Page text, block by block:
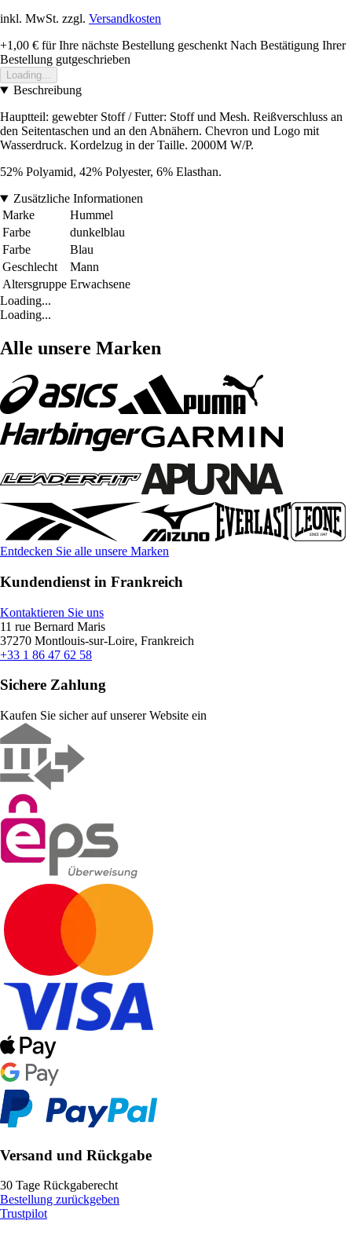
inkl. MwSt. zzgl. Versandkosten
+1,00 € für Ihre nächste Bestellung geschenkt Nach Bestätigung Ihrer
Bestellung gutgeschrieben
Loading...
Beschreibung
Hauptteil: gewebter Stoff / Futter: Stoff und Mesh. Reißverschluss an
den Seitentaschen und an den Abnähern. Chevron und Logo mit
Wasserdruck. Kordelzug in der Taille. 2000M W/P.
52% Polyamid, 42% Polyester, 6% Elasthan.
Zusätzliche Informationen
Marke
Hummel
Farbe
dunkelblau
Farbe
Blau
Geschlecht
Mann
Altersgruppe Erwachsene
Loading...
Loading...
Alle unsere Marken
Entdecken Sie alle unsere Marken
Kundendienst in Frankreich
Kontaktieren Sie uns
11 rue Bernard Maris
37270 Montlouis-sur-Loire, Frankreich
+33 1 86 47 62 58
Sichere Zahlung
Kaufen Sie sicher auf unserer Website ein
Versand und Rückgabe
30 Tage Rückgaberecht
Bestellung zurückgeben
Trustpilot